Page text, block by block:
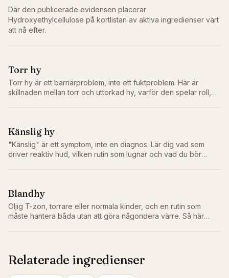
Där den publicerade evidensen placerar
Hydroxyethylcellulose på kortlistan av aktiva ingredienser värt
att nå efter.
Torr hy
Torr hy är ett barriärproblem, inte ett fuktproblem. Här är
skillnaden mellan torr och uttorkad hy, varför den spelar roll,
Känslig hy
"Känslig" är ett symptom, inte en diagnos. Lär dig vad som
driver reaktiv hud, vilken rutin som lugnar och vad du bör
Blandhy
Oljig T-zon, torrare eller normala kinder, och en rutin som
måste hantera båda utan att göra någondera värre. Så här
Relaterade ingredienser